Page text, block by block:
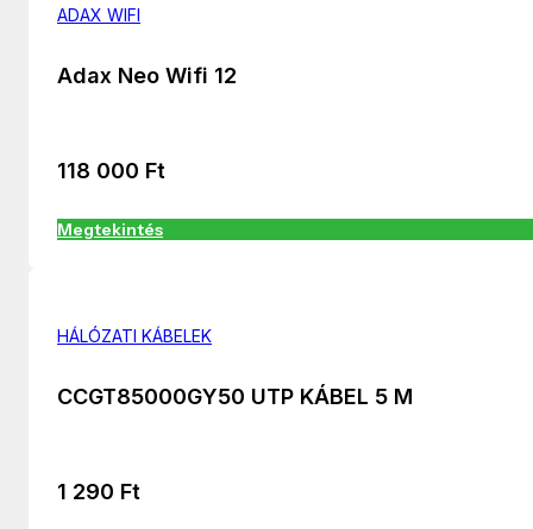
ADAX WIFI
Adax Neo Wifi 12
118 000 Ft
Megtekintés
HÁLÓZATI KÁBELEK
CCGT85000GY50 UTP KÁBEL 5 M
1 290 Ft